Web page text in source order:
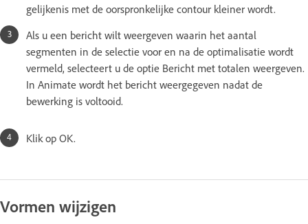
gelijkenis met de oorspronkelijke contour kleiner wordt.
Als u een bericht wilt weergeven waarin het aantal
segmenten in de selectie voor en na de optimalisatie wordt
vermeld, selecteert u de optie Bericht met totalen weergeven.
In Animate wordt het bericht weergegeven nadat de
bewerking is voltooid.
Klik op OK.
Vormen wijzigen